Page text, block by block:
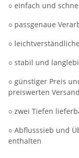
○ einfach und
○ passgenaue
○
○ stabil und
○ günstiger Preis
preiswerten Versand
○ zwei Tiefen
○ Abflusssieb und
enthalten